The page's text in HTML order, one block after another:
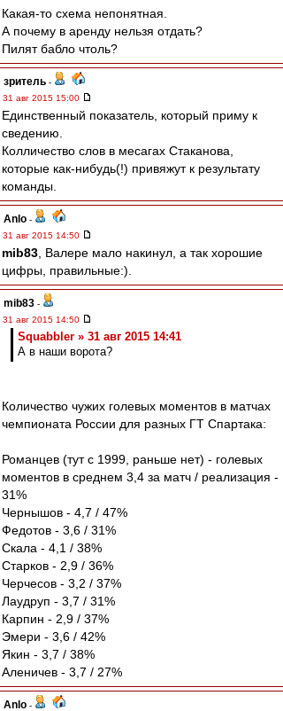
Какая-то схема непонятная.
А почему в аренду нельзя отдать?
Пилят бабло чтоль?
зpитель -
31 авг 2015 15:00
Единственный показатель, который приму к
сведению.
Колличество слов в месагах Стаканова,
которые как-нибудь(!) привяжут к результату
команды.
Anlo -
31 авг 2015 14:50
mib83 , Валере мало накинул, а так хорошие
цифры, правильные:).
mib83 -
31 авг 2015 14:50
Squabbler » 31 авг 2015 14:41
А в наши ворота?
Количество чужих голевых моментов в матчах
чемпионата России для разных ГТ Спартака:
Романцев (тут с 1999, раньше нет) - голевых
моментов в среднем 3,4 за матч / реализация -
31%
Чернышов - 4,7 / 47%
Федотов - 3,6 / 31%
Скала - 4,1 / 38%
Старков - 2,9 / 36%
Черчесов - 3,2 / 37%
Лаудруп - 3,7 / 31%
Карпин - 2,9 / 37%
Эмери - 3,6 / 42%
Якин - 3,7 / 38%
Аленичев - 3,7 / 27%
Anlo -